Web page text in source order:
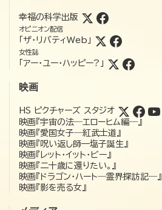
幸福の科学出版
オピニオン配信
「ザ・リバティWeb」
女性誌
「アー・ユー・ハッピー?」
映画
HS ピクチャーズ スタジオ
映画『宇宙の法―エローヒム編―』
映画『愛国女子―紅武士道』
映画『呪い返し師—塩子誕生』
映画『レット・イット・ビー』
映画『二十歳に還りたい。』
映画『ドラゴン・ハート―霊界探訪記―』
映画『影を売る女』